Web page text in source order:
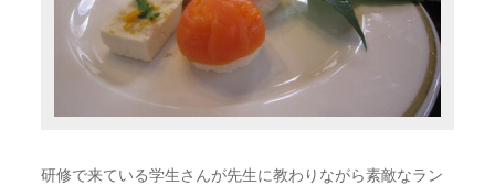
研修で来ている学生さんが先生に教わりながら素敵なラン